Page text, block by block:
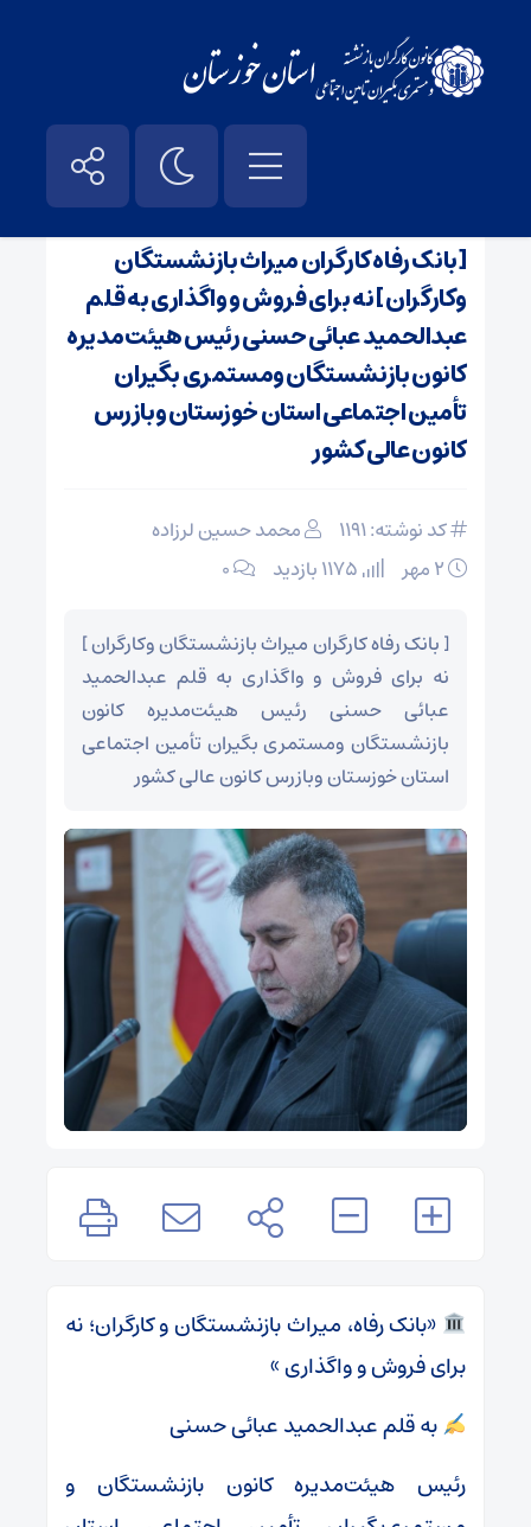
[ بانک رفاه کارگران میراث بازنشستگان
وکارگران ] نه برای فروش و واگذاری به قلم
عبدالحمید عبائی حسنی رئیس هیئت‌مدیره
کانون بازنشستگان ومستمری بگیران
تأمین اجتماعی استان خوزستان وبازرس
کانون عالی کشور
کد نوشته: 1191
محمد حسین لرزاده
۰
[ بانک رفاه کارگران میراث بازنشستگان وکارگران ]
نه برای فروش و واگذاری به قلم عبدالحمید
عبائی حسنی رئیس هیئت‌مدیره کانون
بازنشستگان ومستمری بگیران تأمین اجتماعی
استان خوزستان وبازرس کانون عالی کشور
«بانک رفاه، میراث بازنشستگان و کارگران؛ نه
برای فروش و واگذاری »
به قلم عبدالحمید عبائی حسنی
رئیس هیئت‌مدیره کانون بازنشستگان و